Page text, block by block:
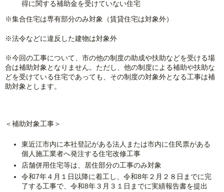
得に関する補助金を受けていない住宅
※集合住宅は専有部分のみ対象（賃貸住宅は対象外）
※法令などに違反した建物は対象外
※今回の工事について、市の他の制度の助成や扶助などを受ける場
合は補助対象となりません。ただし、他の制度による補助や扶助な
どを受けている住宅であっても、その制度の対象外となる工事は補
助対象とします。
＜補助対象工事＞
東近江市内に本社登記がある法人または市内に住民票がある
個人施工業者へ発注する住宅改修工事
店舗併用住宅等は、居住部分の工事のみ対象
令和7年４月１日以降に着工し、令和8年２月２８日までに完
了する工事で、令和8年３月３１日までに実績報告書を提出